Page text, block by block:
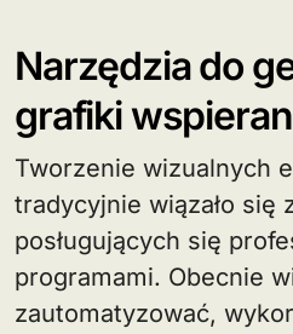
Narzędzia do
grafiki
Tworzenie wizualnych
tradycyjnie wiązało się
posługujących się
programami. Obecnie
zautomatyzować,